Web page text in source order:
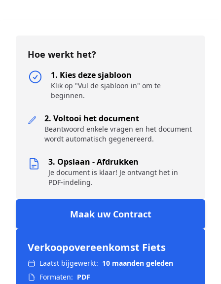
Hoe werkt het?
1. Kies deze sjabloon
Klik op "Vul de sjabloon in" om te
beginnen.
2. Voltooi het document
Beantwoord enkele vragen en het document
wordt automatisch gegenereerd.
3. Opslaan - Afdrukken
Je document is klaar! Je ontvangt het in
PDF-indeling.
Maak uw Contract
Verkoopovereenkomst Fiets
Laatst bijgewerkt: 10 maanden geleden
Formaten: PDF